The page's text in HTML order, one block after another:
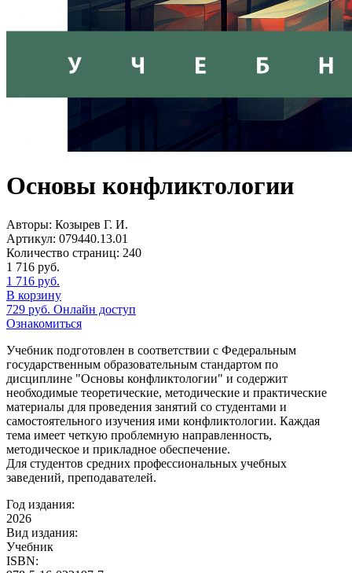
Основы конфликтологии
Авторы: Козырев Г. И.
Артикул: 079440.13.01
Количество страниц: 240
1 716 руб.
1 716 руб.
В корзину
729 руб. Онлайн доступ
Ознакомиться
Учебник подготовлен в соответствии с Федеральным
государственным образовательным стандартом по
дисциплине "Основы конфликтологии" и содержит
необходимые теоретические, методические и практические
материалы для проведения занятий со студентами и
самостоятельного изучения ими конфликтологии. Каждая
тема имеет четкую проблемную направленность,
методическое и прикладное обеспечение.
Для студентов средних профессиональных учебных
заведений, преподавателей.
Год издания:
2026
Вид издания:
Учебник
ISBN: